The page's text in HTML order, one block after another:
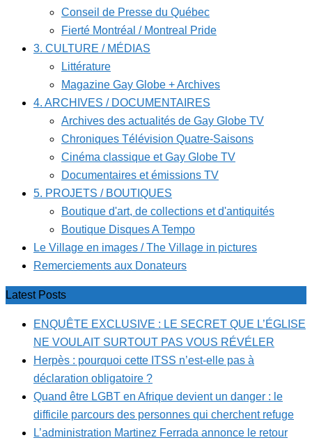
Conseil de Presse du Québec
Fierté Montréal / Montreal Pride
3. CULTURE / MÉDIAS
Littérature
Magazine Gay Globe + Archives
4. ARCHIVES / DOCUMENTAIRES
Archives des actualités de Gay Globe TV
Chroniques Télévision Quatre-Saisons
Cinéma classique et Gay Globe TV
Documentaires et émissions TV
5. PROJETS / BOUTIQUES
Boutique d'art, de collections et d'antiquités
Boutique Disques A Tempo
Le Village en images / The Village in pictures
Remerciements aux Donateurs
Latest Posts
ENQUÊTE EXCLUSIVE : LE SECRET QUE L’ÉGLISE
NE VOULAIT SURTOUT PAS VOUS RÉVÉLER
Herpès : pourquoi cette ITSS n’est-elle pas à
déclaration obligatoire ?
Quand être LGBT en Afrique devient un danger : le
difficile parcours des personnes qui cherchent refuge
L’administration Martinez Ferrada annonce le retour